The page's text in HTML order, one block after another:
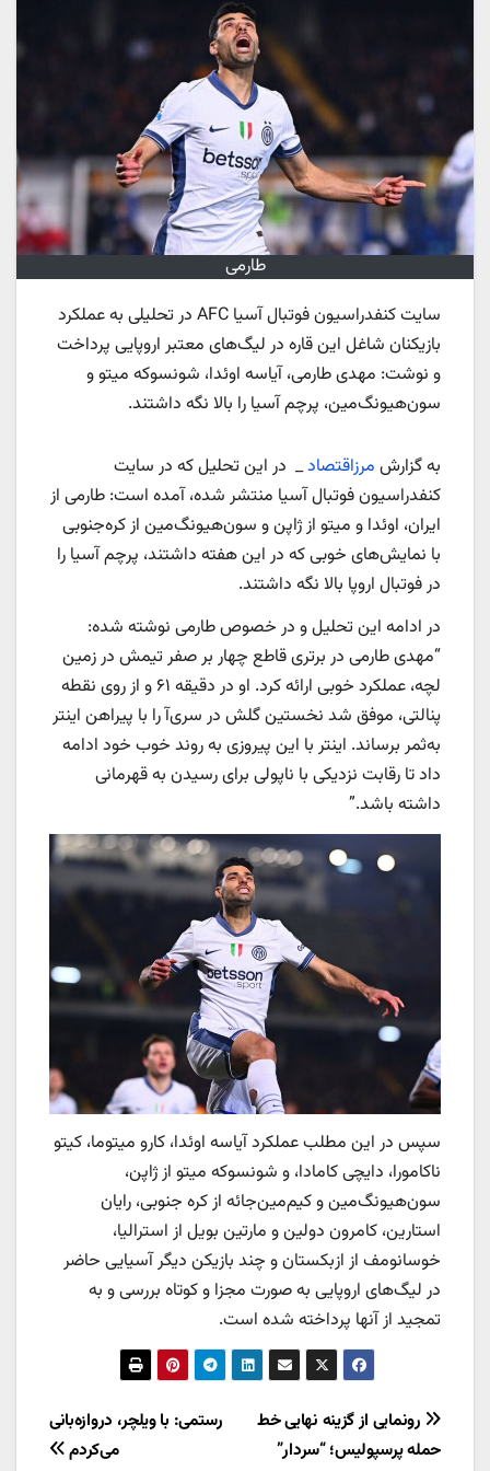
طارمی
سایت کنفدراسیون فوتبال آسیا AFC در تحلیلی به عملکرد
بازیکنان شاغل این قاره در لیگ‌های معتبر اروپایی پرداخت
و نوشت: مهدی طارمی، آیاسه اوئدا، شونسوکه میتو و
سون‌هیونگ‌مین، پرچم آسیا را بالا نگه داشتند.
به گزارش مرزاقتصاد_ در این تحلیل که در سایت
کنفدراسیون فوتبال آسیا منتشر شده، آمده است: طارمی از
ایران، اوئدا و میتو از ژاپن و سون‌هیونگ‌مین از کره‌جنوبی
با نمایش‌های خوبی که در این هفته داشتند، پرچم آسیا را
در فوتبال اروپا بالا نگه داشتند.
در ادامه این تحلیل و در خصوص طارمی نوشته شده:
“مهدی طارمی در برتری قاطع چهار بر صفر تیمش در زمین
لچه، عملکرد خوبی ارائه کرد. او در دقیقه ۶۱ و از روی نقطه
پنالتی، موفق شد نخستین گلش در سری‌آ را با پیراهن اینتر
به‌ثمر برساند. اینتر با این پیروزی به روند خوب خود ادامه
داد تا رقابت نزدیکی با ناپولی برای رسیدن به قهرمانی
داشته باشد.”
سپس در این مطلب عملکرد آیاسه اوئدا، کارو میتوما، کیتو
ناکامورا، دایچی کامادا، و شونسوکه میتو از ژاپن،
سون‌هیونگ‌مین و کیم‌مین‌جائه از کره جنوبی، رایان
استارین، کامرون دولین و مارتین بویل از استرالیا،
خوسانومف از ازبکستان و چند بازیکن دیگر آسیایی حاضر
در لیگ‌های اروپایی به صورت مجزا و کوتاه بررسی و به
تمجید از آنها پرداخته شده است.
راهبری
رستمی: با ویلچر، دروازه‌بانی
می‌کردم
رونمایی از گزینه نهایی خط
حمله پرسپولیس؛ “سردار”